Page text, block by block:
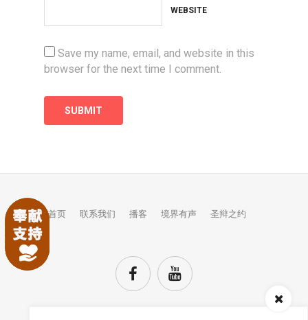
WEBSITE
Save my name, email, and website in this
browser for the next time I comment.
首页 联系我们 播客 境界有声 圣辩之约